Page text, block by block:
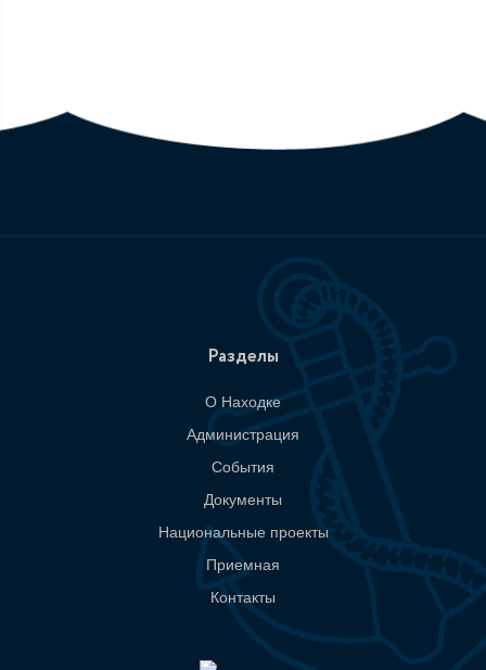
Разделы
О Находке
Администрация
События
Документы
Национальные проекты
Приемная
Контакты